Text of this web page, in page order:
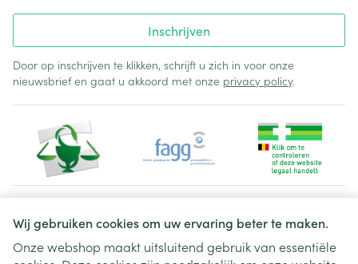
Wij gebruiken cookies om uw ervaring beter te maken.
Onze webshop maakt uitsluitend gebruik van essentiële
Inschrijven
Door op inschrijven te klikken, schrijft u zich in voor onze
nieuwsbrief en gaat u akkoord met onze privacy policy.
Juridische links